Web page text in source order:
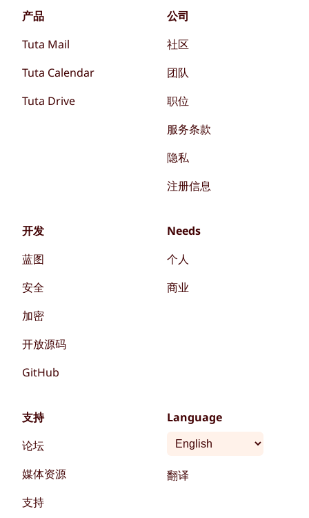
产品
Tuta Mail
Tuta Calendar
Tuta Drive
公司
社区
团队
职位
服务条款
隐私
注册信息
开发
蓝图
安全
加密
开放源码
GitHub
Needs
个人
商业
支持
论坛
媒体资源
支持
Language
翻译